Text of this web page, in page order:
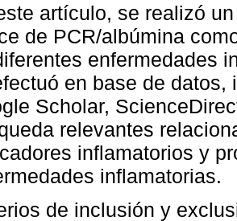
artículo, se realizó
de PCR/albúmina
enfermedades
en base de
Scholar,
relevantes
inflamatorios y
inflamatorias.
de inclusión y